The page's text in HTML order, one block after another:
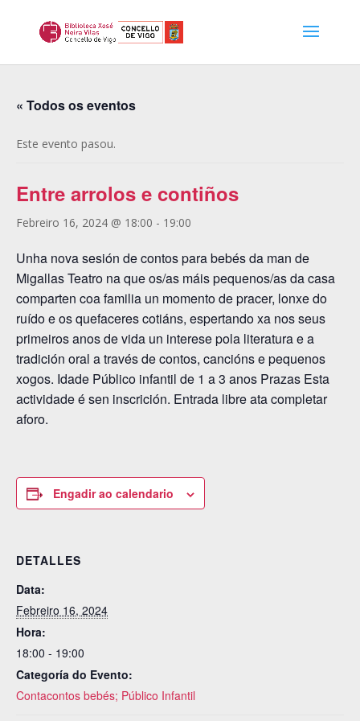
« Todos os eventos
Este evento pasou.
Entre arrolos e contiños
Febreiro 16, 2024 @ 18:00 - 19:00
Unha nova sesión de contos para bebés da man de
Migallas Teatro na que os/as máis pequenos/as da casa
comparten coa familia un momento de pracer, lonxe do
ruído e os quefaceres cotiáns, espertando xa nos seus
primeiros anos de vida un interese pola literatura e a
tradición oral a través de contos, cancións e pequenos
xogos. Idade Público infantil de 1 a 3 anos Prazas Esta
actividade é sen inscrición. Entrada libre ata completar
aforo.
Engadir ao calendario
DETALLES
Data:
Febreiro 16, 2024
Hora:
18:00 - 19:00
Categoría do Evento:
Contacontos bebés; Público Infantil